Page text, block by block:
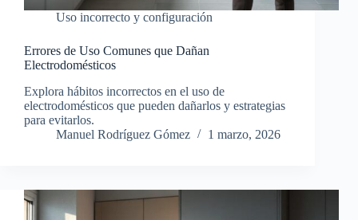
Uso incorrecto y configuración
Errores de Uso Comunes que Dañan
Electrodomésticos
Explora hábitos incorrectos en el uso de
electrodomésticos que pueden dañarlos y estrategias
para evitarlos.
Manuel Rodríguez Gómez
1 marzo, 2026